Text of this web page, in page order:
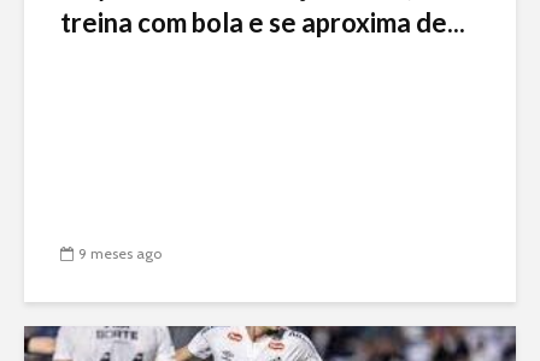
treina com bola e se aproxima de...
9 meses ago